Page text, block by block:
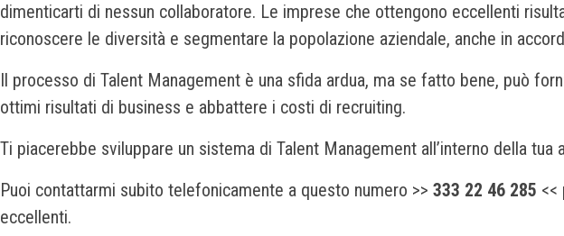
dimenticarti di nessun collaboratore. Le imprese che ottengono eccellenti
riconoscere le diversità e segmentare la popolazione aziendale, anche in
Il processo di Talent Management è una sfida ardua, ma se fatto bene, può
ottimi risultati di business e abbattere i costi di recruiting.
Ti piacerebbe sviluppare un sistema di Talent Management all’interno della
Puoi contattarmi subito telefonicamente a questo numero >> 333 22 46 285
eccellenti.